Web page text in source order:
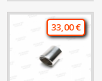
33,00 €